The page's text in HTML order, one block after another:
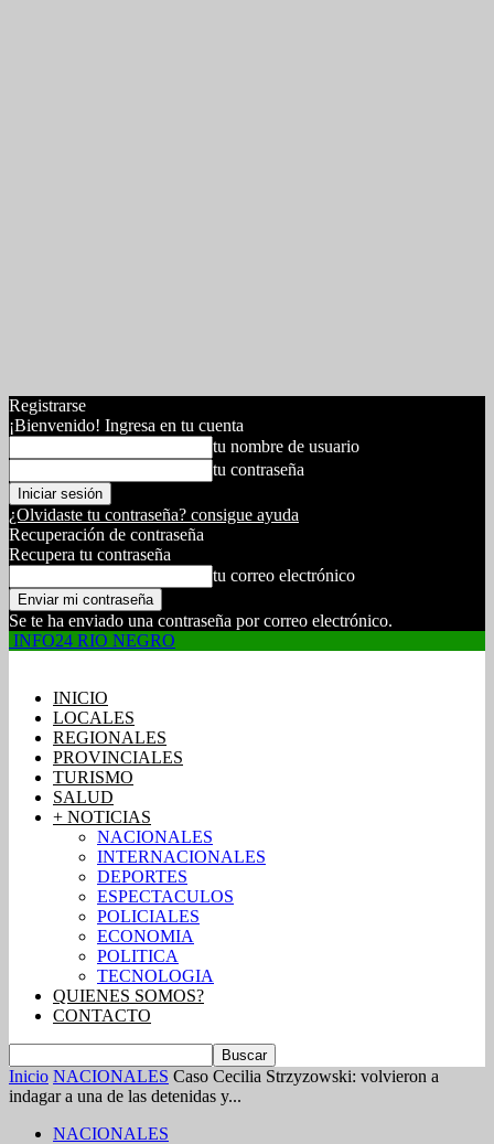
Registrarse
¡Bienvenido! Ingresa en tu cuenta
tu nombre de usuario
tu contraseña
¿Olvidaste tu contraseña? consigue ayuda
Recuperación de contraseña
Recupera tu contraseña
tu correo electrónico
Se te ha enviado una contraseña por correo electrónico.
INFO24 RIO NEGRO
INICIO
LOCALES
REGIONALES
PROVINCIALES
TURISMO
SALUD
+ NOTICIAS
NACIONALES
INTERNACIONALES
DEPORTES
ESPECTACULOS
POLICIALES
ECONOMIA
POLITICA
TECNOLOGIA
QUIENES SOMOS?
CONTACTO
Inicio NACIONALES Caso Cecilia Strzyzowski: volvieron a
indagar a una de las detenidas y...
NACIONALES